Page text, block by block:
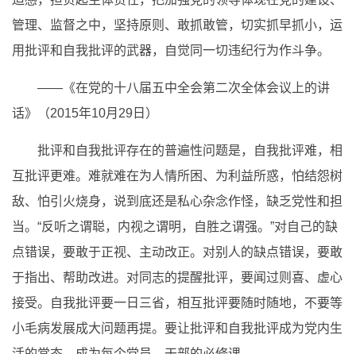
管理、监督之中，坚持原则、敢抓敢管，切实抓早抓小，运
用批评和自我批评的武器，自觉同一切违纪行为作斗争。
——《在党的十八届五中全会第二次全体会议上的讲
话》（2015年10月29日）
批评和自我批评存在的普遍性问题是，自我批评难，相
互批评更难。难就难在为人情所困、为利益所惑，怕结怨树
敌、怕引火烧身，说到底还是私心杂念作怪，缺乏党性和担
当。“反听之谓聪，内视之谓明，自胜之谓强。”对自己的缺
点错误，要敢于正视、主动改正。对别人的缺点错误，要敢
于指出、帮助改进。对同志的提醒批评，要闻过则喜、虚心
接受。自我批评要一日三省，相互批评要随时随地，不要等
小毛病发展成大问题再提。要让批评和自我批评成为党内生